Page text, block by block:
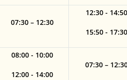
07:30 – 12:30
12:30 - 14:50
15:50 - 17:30
08:00 - 10:00
12:00 - 14:00
07:30 –